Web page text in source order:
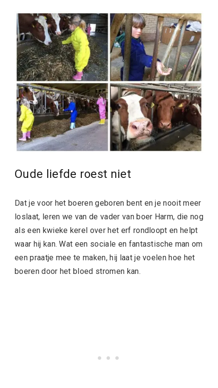
Oude liefde roest niet
Dat je voor het boeren geboren bent en je nooit meer
loslaat, leren we van de vader van boer Harm, die nog
als een kwieke kerel over het erf rondloopt en helpt
waar hij kan. Wat een sociale en fantastische man om
een praatje mee te maken, hij laat je voelen hoe het
boeren door het bloed stromen kan.